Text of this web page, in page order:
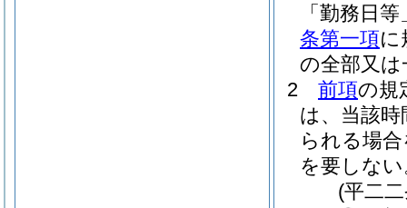
「勤務日
条第一項に
の全部又
2
前項の規
は、当該
られる場
を要しな
(平二